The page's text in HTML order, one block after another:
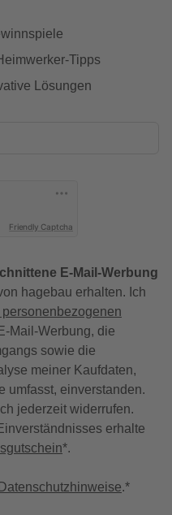
Tipps
Lösungen
Friendly Captcha
E-Mail-Werbung
hagebau erhalten. Ich
Mail-Werbung, die
sowie die
meiner Kaufdaten,
umfasst, einverstanden.
jederzeit widerrufen.
erhalte
*.
Datenschutzhinweise.